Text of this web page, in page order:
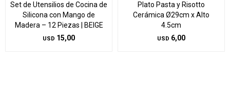
Set de Utensilios de Cocina de
Silicona con Mango de
Madera – 12 Piezas | BEIGE
USD 15,00
Plato Pasta y Risotto
Cerámica Ø29cm x Alto
4.5cm
USD 6,00